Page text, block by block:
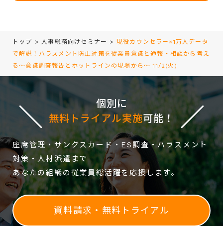
トップ >人事総務向けセミナー > 現役カウンセラー×1万人データ
で解説！ハラスメント防止対策を従業員意識と通報・相談から考え
る～意識調査報告とホットラインの現場から～ 11/2(火)
個別に
無料トライアル実施可能！
座席管理・サンクスカード・ES調査・ハラスメント
対策・人材派遣まで
あなたの組織の従業員総活躍を応援します。
資料請求・無料トライアル